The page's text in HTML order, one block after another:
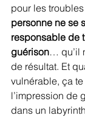
pour les
personne ne se
responsable de
guérison… qu’il
de résultat. Et
vulnérable, ça
l’impression de
dans un